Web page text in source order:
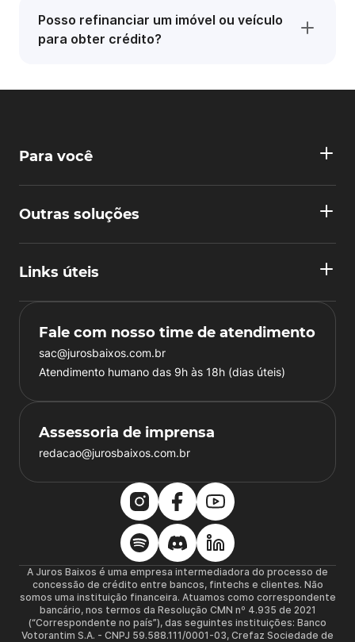
Posso refinanciar um imóvel ou veículo
para obter crédito?
Para você
Outras soluções
Links úteis
Fale com nosso time de atendimento
sac@jurosbaixos.com.br
Atendimento humano das 9h às 18h (dias úteis)
Assessoria de imprensa
redacao@jurosbaixos.com.br
A Juros Baixos é uma empresa intermediadora do processo de
concessão de crédito entre bancos, fintechs e clientes. Não
somos uma instituição financeira. Atuamos como correspondente
bancário, nos termos da Resolução CMN nº 4.935 de 2021
(“Correspondente no país”), das seguintes instituições: Banco
Votorantim S.A. - CNPJ 59.588.111/0001-03, Crefaz Sociedade de